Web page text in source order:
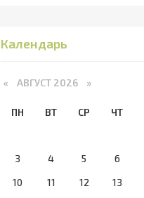
Календарь
« АВГУСТ 2026 »
ПН ВТ СР ЧТ
3
4 5 6
10
11 12 13